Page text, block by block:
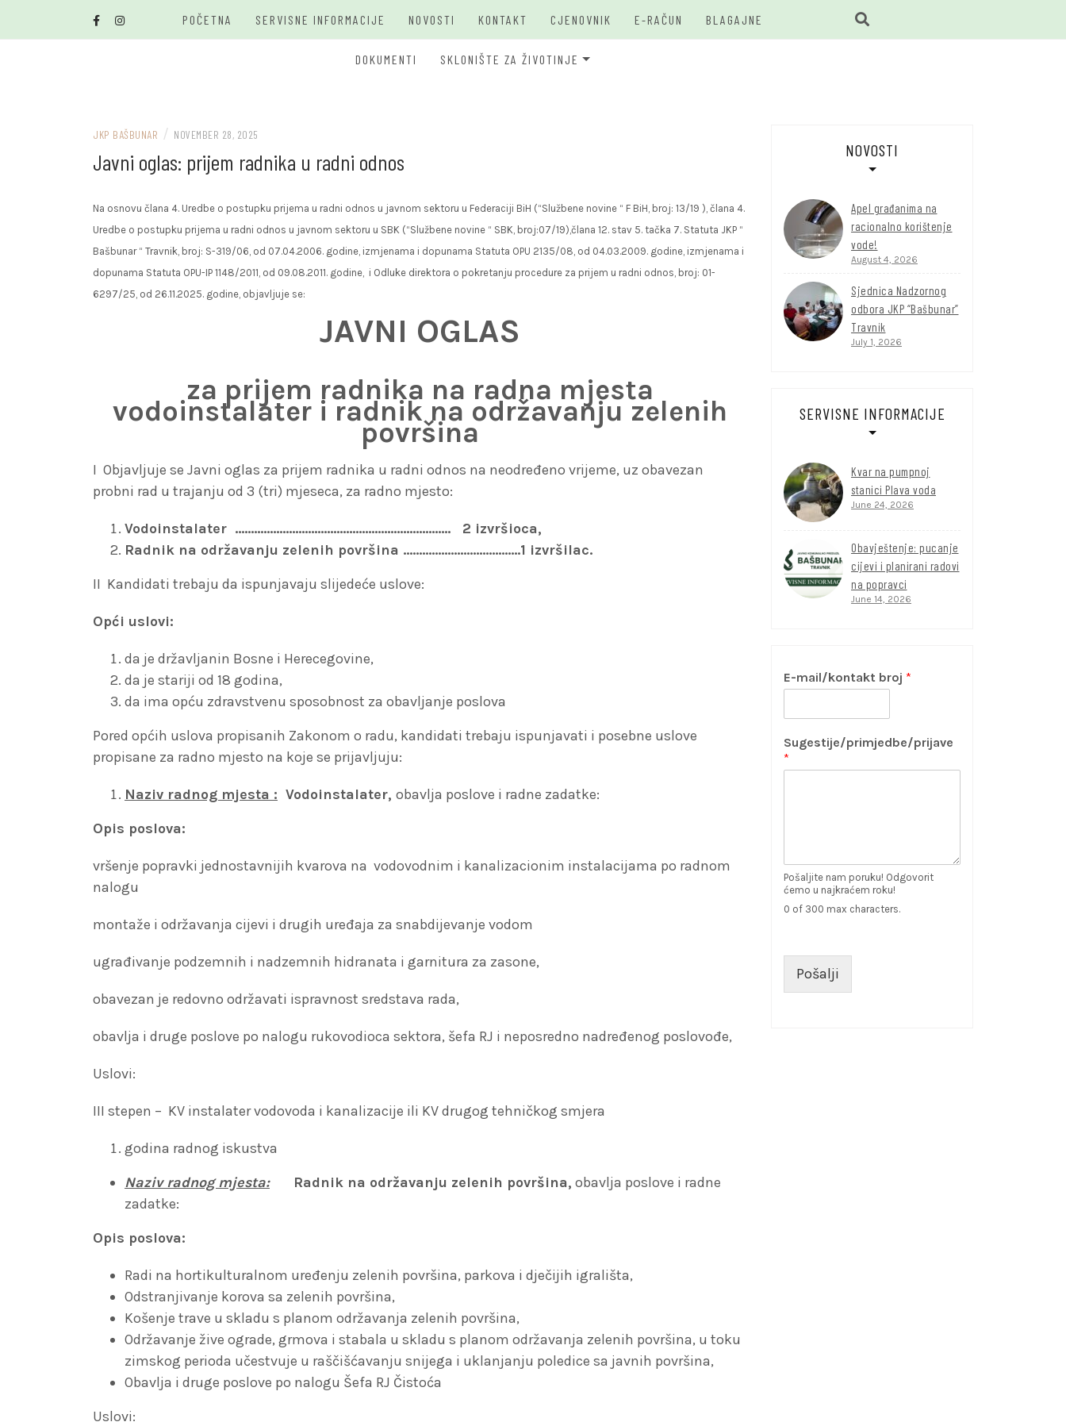
POČETNA SERVISNE INFORMACIJE NOVOSTI KONTAKT CJENOVNIK E-RAČUN BLAGAJNE
DOKUMENTI SKLONIŠTE ZA ŽIVOTINJE
JKP BAŠBUNAR / NOVEMBER 28, 2025
Javni oglas: prijem radnika u radni odnos
Na osnovu člana 4. Uredbe o postupku prijema u radni odnos u javnom sektoru u Federaciji BiH (“Službene novine “ F BiH, broj: 13/19 ), člana 4.
Uredbe o postupku prijema u radni odnos u javnom sektoru u SBK (“Službene novine “ SBK, broj:07/19),člana 12. stav 5. tačka 7. Statuta JKP “
Bašbunar “ Travnik, broj: S-319/06, od 07.04.2006. godine, izmjenama i dopunama Statuta OPU 2135/08, od 04.03.2009. godine, izmjenama i
dopunama Statuta OPU-IP 1148/2011, od 09.08.2011. godine, i Odluke direktora o pokretanju procedure za prijem u radni odnos, broj: 01-
6297/25, od 26.11.2025. godine, objavljuje se:
JAVNI OGLAS
za prijem radnika na radna mjesta
vodoinstalater i radnik na održavanju zelenih
površina
I Objavljuje se Javni oglas za prijem radnika u radni odnos na neodređeno vrijeme, uz obavezan
probni rad u trajanju od 3 (tri) mjeseca, za radno mjesto:
Vodoinstalater …..………………………………………………..……. 2 izvršioca,
Radnik na održavanju zelenih površina ……………………………….1 izvršilac.
II Kandidati trebaju da ispunjavaju slijedeće uslove:
Opći uslovi:
da je državljanin Bosne i Herecegovine,
da je stariji od 18 godina,
da ima opću zdravstvenu sposobnost za obavljanje poslova
Pored općih uslova propisanih Zakonom o radu, kandidati trebaju ispunjavati i posebne uslove
propisane za radno mjesto na koje se prijavljuju:
Naziv radnog mjesta : Vodoinstalater, obavlja poslove i radne zadatke:
Opis poslova:
vršenje popravki jednostavnijih kvarova na vodovodnim i kanalizacionim instalacijama po radnom
nalogu
montaže i održavanja cijevi i drugih uređaja za snabdijevanje vodom
ugrađivanje podzemnih i nadzemnih hidranata i garnitura za zasone,
obavezan je redovno održavati ispravnost sredstava rada,
obavlja i druge poslove po nalogu rukovodioca sektora, šefa RJ i neposredno nadređenog poslovođe,
Uslovi:
III stepen – KV instalater vodovoda i kanalizacije ili KV drugog tehničkog smjera
godina radnog iskustva
Naziv radnog mjesta:Radnik na održavanju zelenih površina, obavlja poslove i radne
zadatke:
Opis poslova:
Radi na hortikulturalnom uređenju zelenih površina, parkova i dječijih igrališta,
Odstranjivanje korova sa zelenih površina,
Košenje trave u skladu s planom održavanja zelenih površina,
Održavanje žive ograde, grmova i stabala u skladu s planom održavanja zelenih površina, u toku
zimskog perioda učestvuje u raščišćavanju snijega i uklanjanju poledice sa javnih površina,
Obavlja i druge poslove po nalogu Šefa RJ Čistoća
Uslovi:
NOVOSTI
Apel građanima na
racionalno korištenje
vode!
August 4, 2026
Sjednica Nadzornog
odbora JKP “Bašbunar”
Travnik
July 1, 2026
SERVISNE INFORMACIJE
Kvar na pumpnoj
stanici Plava voda
June 24, 2026
Obavještenje: pucanje
cijevi i planirani radovi
na popravci
June 14, 2026
E-mail/kontakt broj *
Sugestije/primjedbe/prijave
*
Pošaljite nam poruku! Odgovorit
ćemo u najkraćem roku!
0 of 300 max characters.
Pošalji